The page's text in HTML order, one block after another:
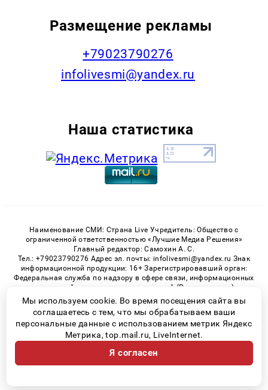
Размещение рекламы
+79023790276
infolivesmi@yandex.ru
Наша статистика
Наименование СМИ: Страна Live Учредитель: Общество с
ограниченной ответственностью «Лучшие Медиа Решения»
Главный редактор: Самохин А. С.
Тел.: +79023790276 Адрес эл. почты: infolivesmi@yandex.ru Знак
информационной продукции: 16+ Зарегистрировавший орган:
Федеральная служба по надзору в сфере связи, информационных
технологий и массовых коммуникаций (Роскомнадзор)
Регистрационный номер СМИ ЭЛ № ФС 77 - 82538 от 21.01.2022
© 2026 «» | Все права защищены
Возрастная категория сайта 16+
Политика конфиденциальности
Мы используем cookie. Во время посещения сайта вы
соглашаетесь с тем, что мы обрабатываем ваши
персональные данные с использованием метрик Яндекс
Метрика, top.mail.ru, LiveInternet.
Я согласен